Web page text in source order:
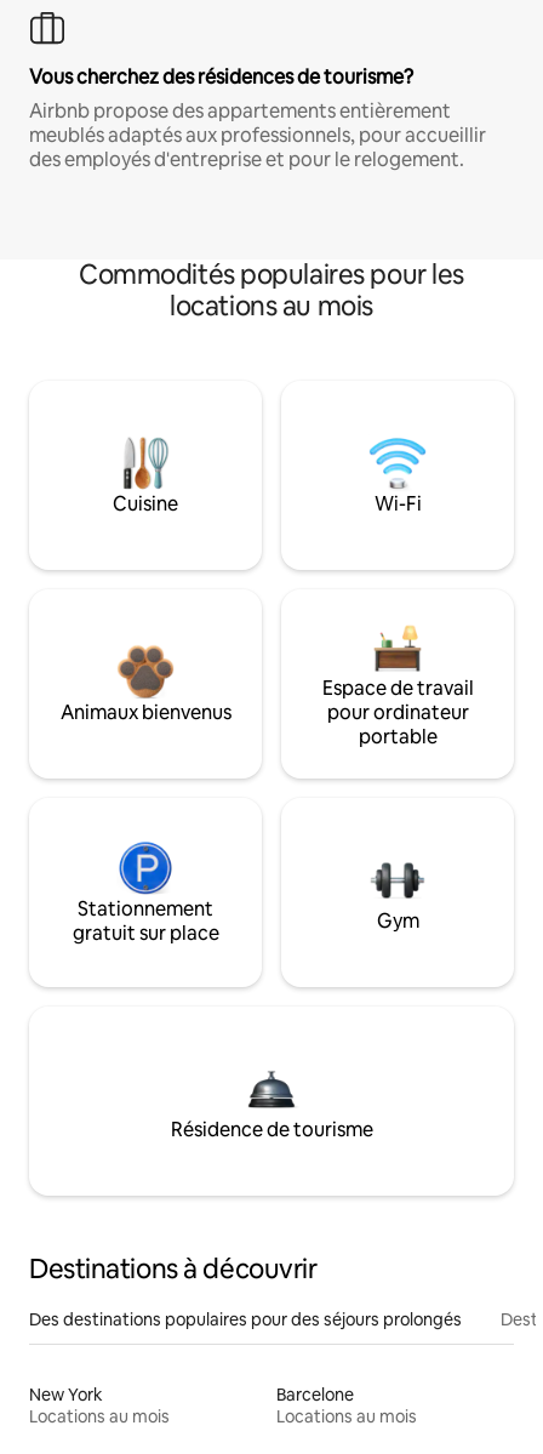
Vous cherchez des résidences de tourisme?
Airbnb propose des appartements entièrement
meublés adaptés aux professionnels, pour accueillir
des employés d'entreprise et pour le relogement.
Commodités populaires pour les
locations au mois
Cuisine Wi-Fi
Animaux bienvenus
Espace de travail
pour ordinateur
portable
Stationnement
gratuit sur place
Gym
Résidence de tourisme
Destinations à découvrir
Des destinations populaires pour des séjours prolongés
New York
Locations au mois
Barcelone
Locations au mois